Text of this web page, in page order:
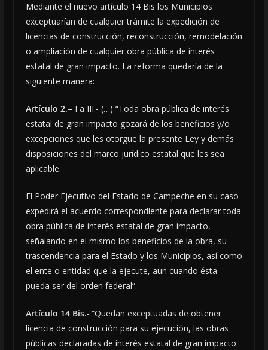
Mediante el nuevo artículo 14 Bis los Municipios
exceptuarían de cualquier trámite la expedición de
licencias de construcción, reconstrucción, remodelación
o ampliación de cualquier obra pública de interés
estatal de gran impacto. La reforma quedaría de la
siguiente manera:
Artículo 2.– I a III.- (…) “Toda obra pública de interés
estatal de gran impacto gozará de los beneficios y/o
excepciones que les otorgue la presente Ley y demás
disposiciones del marco jurídico estatal que les sea
aplicable.
El Poder Ejecutivo del Estado de Campeche en su caso
expedirá el acuerdo correspondiente para declarar toda
obra pública de interés estatal de gran impacto,
señalando en el mismo los beneficios de la obra, su
trascendencia para el Estado y los Municipios, así como
el ente o entidad que la ejecute, aun cuando ésta
pueda ser del orden federal”.
Artículo 14 Bis.- “Quedan exceptuadas de obtener
licencia de construcción para su ejecución, las obras
públicas declaradas de interés estatal de gran impacto